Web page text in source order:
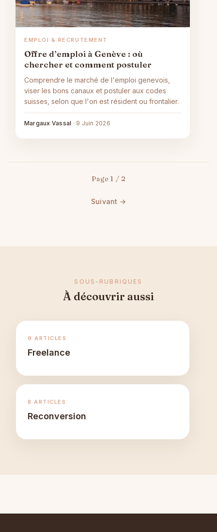
EMPLOI & RECRUTEMENT
Offre d’emploi à Genève : où
chercher et comment postuler
Comprendre le marché de l'emploi genevois,
viser les bons canaux et postuler aux codes
suisses, selon que l'on est résident ou frontalier.
Margaux Vassal · 9 Juin 2026
Page 1 / 2
Suivant →
SOUS-RUBRIQUES
À découvrir aussi
9 ARTICLES
Freelance
8 ARTICLES
Reconversion